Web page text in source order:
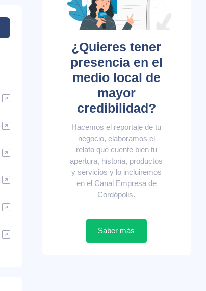
¿Quieres tener
presencia en el
medio local de
mayor
credibilidad?
Hacemos el reportaje de tu
negocio, elaboramos el
relato que cuente bien tu
apertura, historia, productos
y servicios y lo incluiremos
en el Canal Empresa de
Cordópolis.
Saber más